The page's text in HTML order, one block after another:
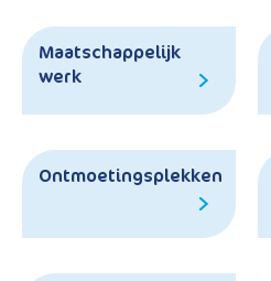
Maatschappelijk
werk
Ontmoetingsplekken